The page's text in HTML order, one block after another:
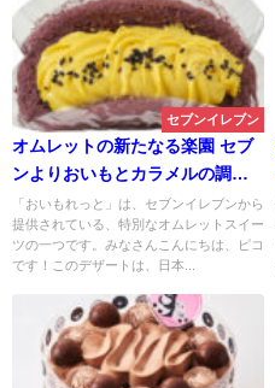
セブンイレブン
オムレットの新たなる楽園 セブ
ンよりおいもとカラメルの調
和。おいもれっと おいもホイ
ップ＆カラメルソース
「おいもれっと」は、セブンイレブンから
提供されている、特別なオムレットスイー
ツの一つです。みなさんこんにちは、ピコ
です！このデザートは、日本...